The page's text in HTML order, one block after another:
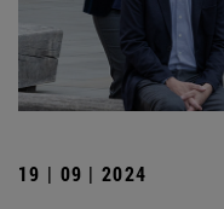
19 | 09 | 2024